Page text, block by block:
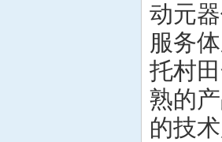
动元
服务
托村
熟的
的技